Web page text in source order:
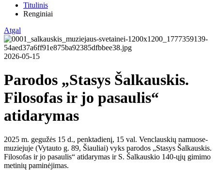
Titulinis
Renginiai
Atgal
2026-05-15
Parodos „Stasys Šalkauskis.
Filosofas ir jo pasaulis“
atidarymas
2025 m. gegužės 15 d., penktadienį, 15 val. Venclauskių namuose-
muziejuje (Vytauto g. 89, Šiauliai) vyks parodos „Stasys Šalkauskis.
Filosofas ir jo pasaulis“ atidarymas ir S. Šalkauskio 140-ųjų gimimo
metinių paminėjimas.